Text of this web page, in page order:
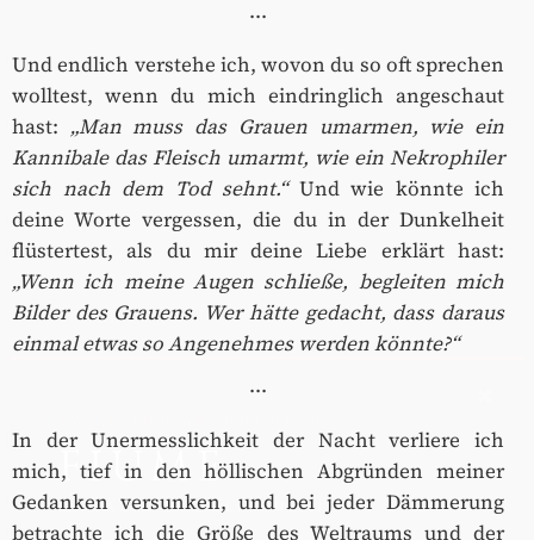
···
Und endlich verstehe ich, wovon du so oft sprechen
wolltest, wenn du mich eindringlich angeschaut
hast: „Man muss das Grauen umarmen, wie ein
Kannibale das Fleisch umarmt, wie ein Nekrophiler
sich nach dem Tod sehnt.“Und wie könnte ich
deine Worte vergessen, die du in der Dunkelheit
flüstertest, als du mir deine Liebe erklärt hast:
„Wenn ich meine Augen schließe, begleiten mich
Bilder des Grauens. Wer hätte gedacht, dass daraus
einmal etwas so Angenehmes werden könnte?“
···
In der Unermesslichkeit der Nacht verliere ich
mich, tief in den höllischen Abgründen meiner
Gedanken versunken, und bei jeder Dämmerung
betrachte ich die Größe des Weltraums und der
FIUME
MAGAZIN FÜR REINKULTUR